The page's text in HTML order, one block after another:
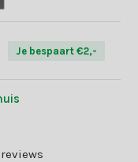
Je bespaart €2,-
reviews